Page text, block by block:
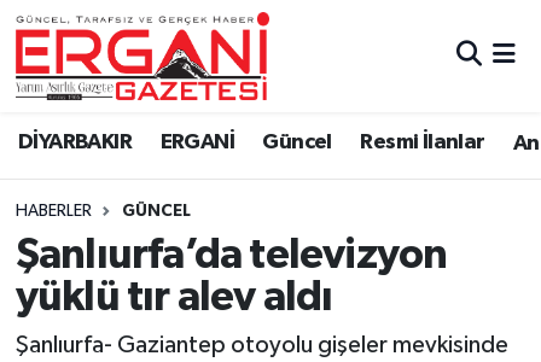
DİYARBAKIR ERGANİ Güncel Resmi İlanlar
HABERLER GÜNCEL
Şanlıurfa’da televizyon
yüklü tır alev aldı
Şanlıurfa- Gaziantep otoyolu gişeler mevkisinde
DİYARBAKIR
BİSMİL
BAĞLAR
ERGANİ
Güncel
Eği̇ti̇m
Resmi İlanlar
Ergani Nöbetçi Eczaneler
Ergani Hava Durumu
Ergani Trafik Yoğunluk Haritası
Süper Lig Puan Durumu ve Fikstür
Tüm Manşetler